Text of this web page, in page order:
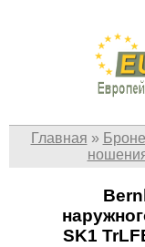
Главная »
SK1